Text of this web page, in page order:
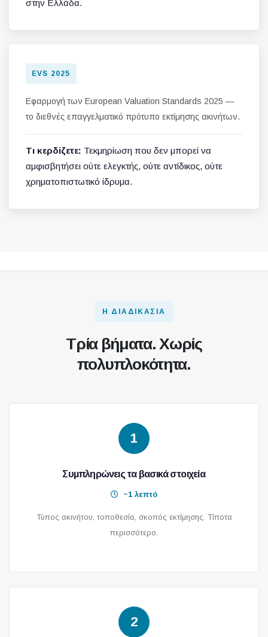
στην Ελλάδα.
EVS 2025
Εφαρμογή των European Valuation Standards 2025 —
το διεθνές επαγγελματικό πρότυπο εκτίμησης ακινήτων.
Τι κερδίζετε: Τεκμηρίωση που δεν μπορεί να
αμφισβητήσει ούτε ελεγκτής, ούτε αντίδικος, ούτε
χρηματοπιστωτικό ίδρυμα.
Η ΔΙΑΔΙΚΑΣΊΑ
Τρία βήματα. Χωρίς
πολυπλοκότητα.
1
Συμπληρώνεις τα βασικά στοιχεία
~1 λεπτό
Τύπος ακινήτου, τοποθεσία, σκοπός εκτίμησης. Τίποτα
περισσότερο.
2